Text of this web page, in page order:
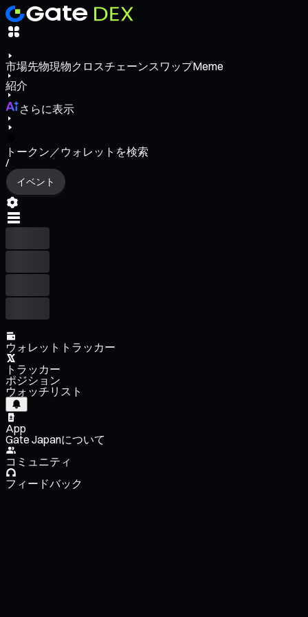
市場先物現物クロスチェーンスワップMeme
紹介
さらに表示
トークン／ウォレットを検索
/
イベント
ウォレットトラッカー
トラッカー
ポジション
ウォッチリスト
App
Gate Japanについて
コミュニティ
フィードバック